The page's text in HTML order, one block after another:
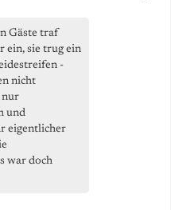
Gäste traf
ein, sie trug ein
-
nicht
nur
und
eigentlicher
war doch